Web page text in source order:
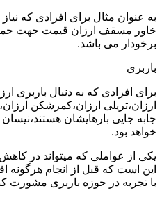
به عنوان مثال برای افرادی که
خاور مسقف ارزان قیمت جهت حمل
برخودار می باشد.
باربری
برای افرادی که به دنبال باربری
ارزان،تریلی ارزان،کمرشکن
جابه جایی بارهایشان هستند،نیسان
خواهد بود.
یکی از عواملی که میتواند در
این است که قبل از انجام
با تجربه در حوزه باربری مشورت